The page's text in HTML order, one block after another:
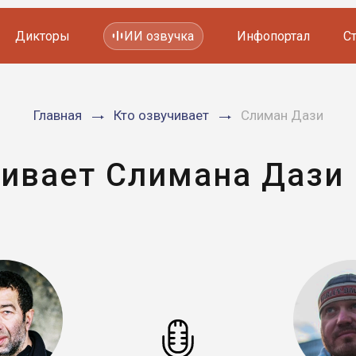
Мультфильмов
Дикторы ИИ озвучка Инфопортал
Главная Кто озвучивает Слиман Дази
Слимана Дази